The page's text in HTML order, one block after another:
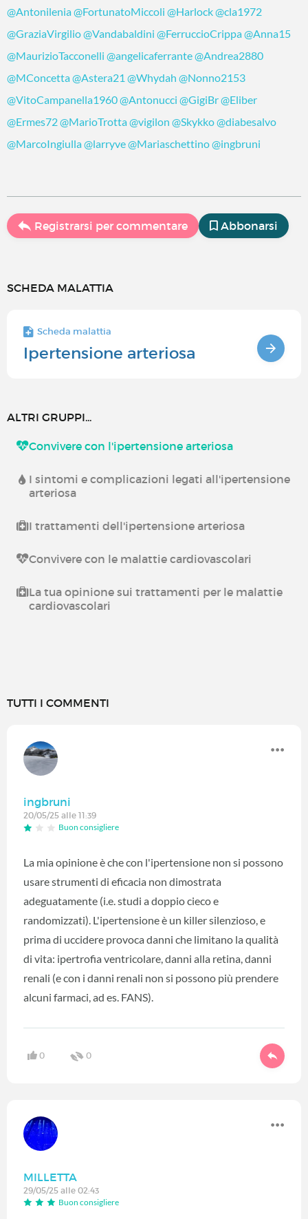
@Antonilenia@FortunatoMiccoli @Harlock@cla1972
@GraziaVirgilio@Vandabaldini @FerruccioCrippa@Anna15
@MaurizioTacconelli @angelicaferrante@Andrea2880
@MConcetta@Astera21 @Whydah @Nonno2153
@VitoCampanella1960@Antonucci @GigiBr@Eliber
@Ermes72@MarioTrotta@vigilon @Skykko@diabesalvo
@MarcoIngiulla@larryve@Mariaschettino@ingbruni
Registrarsi per commentare Abbonarsi
SCHEDA MALATTIA
Scheda malattia
Ipertensione arteriosa
ALTRI GRUPPI...
Convivere con l'ipertensione arteriosa
I sintomi e complicazioni legati all'ipertensione
arteriosa
I trattamenti dell'ipertensione arteriosa
Convivere con le malattie cardiovascolari
La tua opinione sui trattamenti per le malattie
cardiovascolari
TUTTI I COMMENTI
ingbruni
20/05/25 alle 11:39
Buon consigliere
La mia opinione è che con l'ipertensione non si possono
usare strumenti di eficacia non dimostrata
adeguatamente (i.e. studi a doppio cieco e
randomizzati). L'ipertensione è un killer silenzioso, e
prima di uccidere provoca danni che limitano la qualità
di vita: ipertrofia ventricolare, danni alla retina, danni
renali (e con i danni renali non si possono più prendere
alcuni farmaci, ad es. FANS).
0 0
MILLETTA
29/05/25 alle 02:43
Buon consigliere